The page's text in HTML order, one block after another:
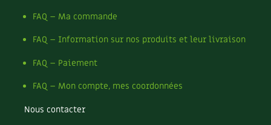
Tous au jardin ! avec Pascal
La vie secrète du jardin
FAQ – Ma commande
FAQ – Information sur nos produits et leur livraison
FAQ – Paiement
FAQ – Mon compte, mes coordonnées
Nous contacter